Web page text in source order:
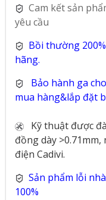
Cam kết sản
yêu cầu
Bồi thường
hãng.
Bảo hành ga
mua hàng&lắp đặt
Kỹ thuật được
đồng dày
điện Cadivi.
Sản phẩm lỗi
100%